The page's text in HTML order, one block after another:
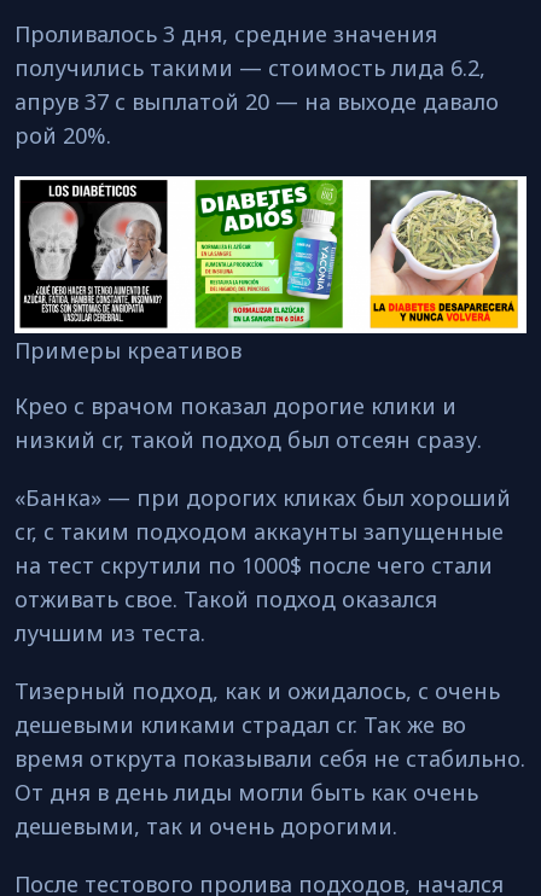
Проливалось 3 дня, средние значения
получились такими — стоимость лида 6.2,
апрув 37 с выплатой 20 — на выходе давало
рой 20%.
Примеры креативов
Крео с врачом показал дорогие клики и
низкий cr, такой подход был отсеян сразу.
«Банка» — при дорогих кликах был хороший
cr, с таким подходом аккаунты запущенные
на тест скрутили по 1000$ после чего стали
отживать свое. Такой подход оказался
лучшим из теста.
Тизерный подход, как и ожидалось, с очень
дешевыми кликами страдал cr. Так же во
время открута показывали себя не стабильно.
От дня в день лиды могли быть как очень
дешевыми, так и очень дорогими.
После тестового пролива подходов, начался